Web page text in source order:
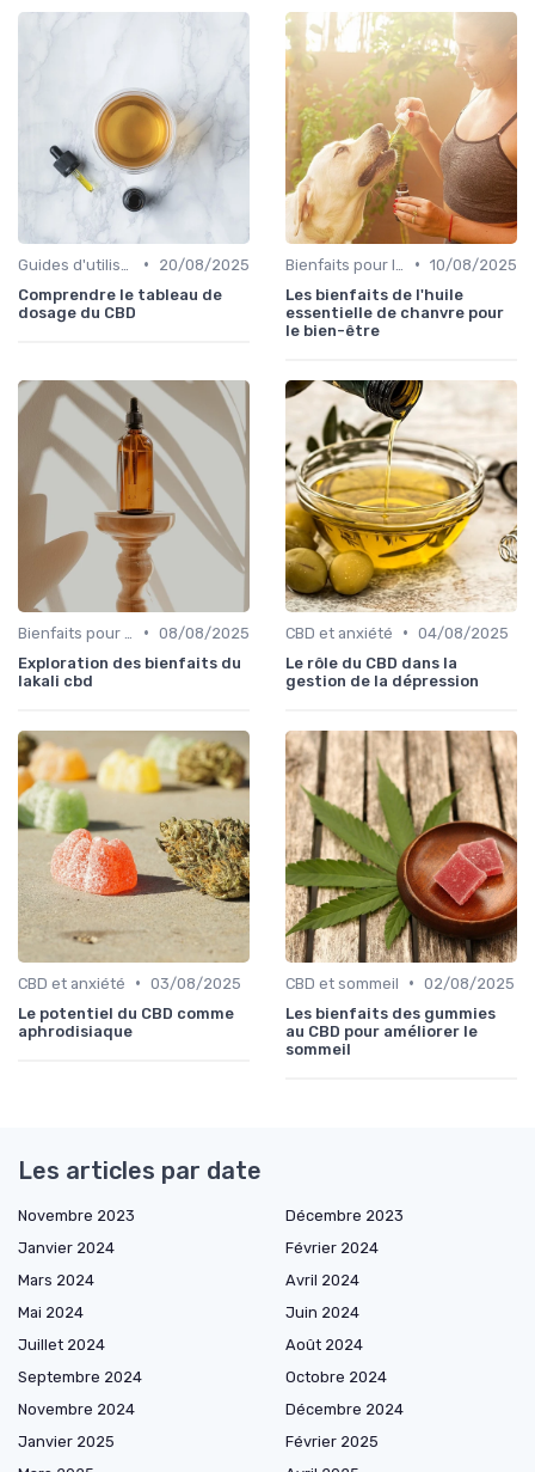
•
20/08/2025
Comprendre le tableau de
dosage du CBD
• 10/08/2025
Les bienfaits de l'huile
essentielle de chanvre pour
le bien-être
• 08/08/2025
Exploration des bienfaits du
lakali cbd
CBD et anxiété • 04/08/2025
Le rôle du CBD dans la
gestion de la dépression
CBD et anxiété • 03/08/2025
Le potentiel du CBD comme
aphrodisiaque
CBD et sommeil • 02/08/2025
Les bienfaits des gummies
au CBD pour améliorer le
sommeil
Les articles par date
Novembre 2023
Décembre 2023
Janvier 2024
Février 2024
Mars 2024
Avril 2024
Mai 2024
Juin 2024
Juillet 2024
Août 2024
Septembre 2024
Octobre 2024
Novembre 2024
Décembre 2024
Janvier 2025
Février 2025